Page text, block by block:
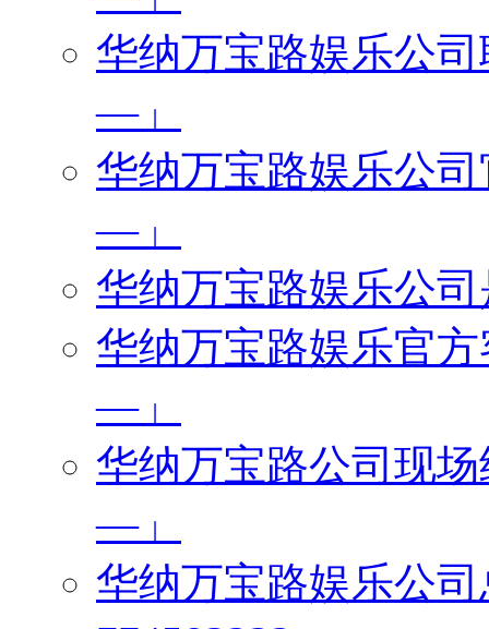
华纳万宝路娱乐公
—」
华纳万宝路娱乐公
—」
华纳万宝路娱乐公
华纳万宝路娱乐官
—」
华纳万宝路公司现
—」
华纳万宝路娱乐公